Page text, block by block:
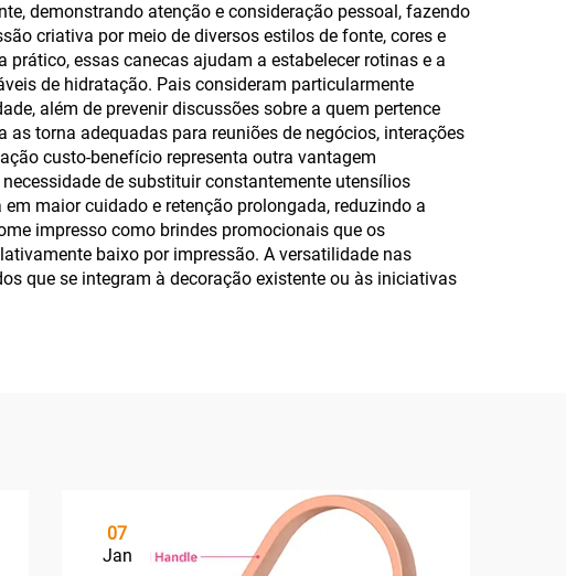
demonstrando atenção e consideração pessoal, fazendo
criativa por meio de diversos estilos de fonte, cores e
essas canecas ajudam a estabelecer rotinas e a
de hidratação. Pais consideram particularmente
além de prevenir discussões sobre a quem pertence
torna adequadas para reuniões de negócios, interações
custo-benefício representa outra vantagem
de substituir constantemente utensílios
maior cuidado e retenção prolongada, reduzindo a
impresso como brindes promocionais que os
baixo por impressão. A versatilidade nas
que se integram à decoração existente ou às iniciativas
07
Jan